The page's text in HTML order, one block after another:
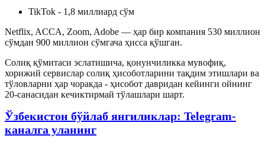
TikTok - 1,8 миллиард сўм
Netflix, ACCA, Zoom, Adobe — ҳар бир компания 530 миллион
сўмдан 900 миллион сўмгача ҳисса қўшган.
Солиқ қўмитаси эслатишича, қонунчиликка мувофиқ,
хорижий сервислар солиқ ҳисоботларини тақдим этишлари ва
тўловларни ҳар чоракда - ҳисобот давридан кейинги ойнинг
20-санасидан кечиктирмай тўлашлари шарт.
Ўзбекистон бўйлаб янгиликлар: Telegram-
каналга уланинг